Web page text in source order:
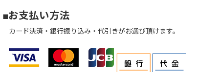
■お支払い方法
カード決済・銀行振り込み・代引きがお選び頂けます。